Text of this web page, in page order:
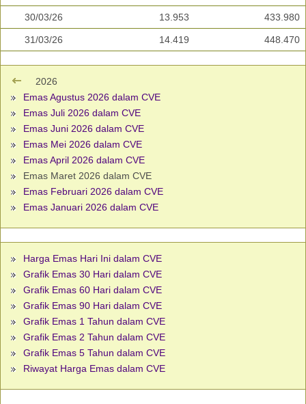
30/03/26 13.953 433.980
31/03/26 14.419 448.470
2026
Emas Agustus 2026 dalam CVE
Emas Juli 2026 dalam CVE
Emas Juni 2026 dalam CVE
Emas Mei 2026 dalam CVE
Emas April 2026 dalam CVE
Emas Maret 2026 dalam CVE
Emas Februari 2026 dalam CVE
Emas Januari 2026 dalam CVE
Harga Emas Hari Ini dalam CVE
Grafik Emas 30 Hari dalam CVE
Grafik Emas 60 Hari dalam CVE
Grafik Emas 90 Hari dalam CVE
Grafik Emas 1 Tahun dalam CVE
Grafik Emas 2 Tahun dalam CVE
Grafik Emas 5 Tahun dalam CVE
Riwayat Harga Emas dalam CVE